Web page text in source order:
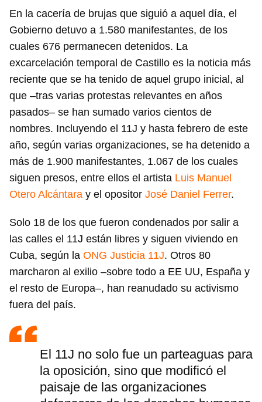
En la cacería de brujas que siguió a aquel día, el
Gobierno detuvo a 1.580 manifestantes, de los
cuales 676 permanecen detenidos. La
excarcelación temporal de Castillo es la noticia más
reciente que se ha tenido de aquel grupo inicial, al
que –tras varias protestas relevantes en años
pasados– se han sumado varios cientos de
nombres. Incluyendo el 11J y hasta febrero de este
año, según varias organizaciones, se ha detenido a
más de 1.900 manifestantes, 1.067 de los cuales
siguen presos, entre ellos el artista Luis Manuel
Otero Alcántara y el opositor José Daniel Ferrer.
Solo 18 de los que fueron condenados por salir a
las calles el 11J están libres y siguen viviendo en
Cuba, según la ONG Justicia 11J. Otros 80
marcharon al exilio –sobre todo a EE UU, España y
el resto de Europa–, han reanudado su activismo
fuera del país.
El 11J no solo fue un parteaguas para
la oposición, sino que modificó el
paisaje de las organizaciones